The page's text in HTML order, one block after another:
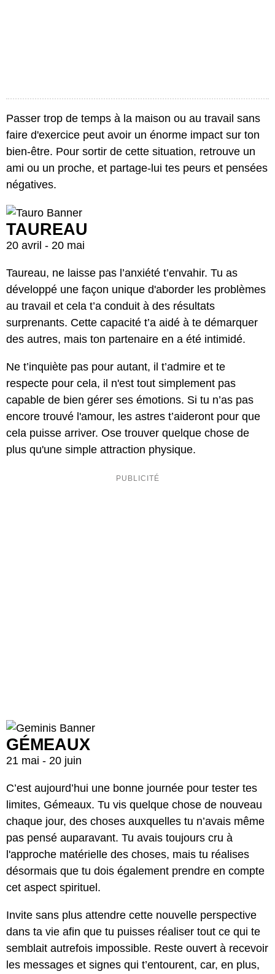
Passer trop de temps à la maison ou au travail sans
faire d'exercice peut avoir un énorme impact sur ton
bien-être. Pour sortir de cette situation, retrouve un
ami ou un proche, et partage-lui tes peurs et pensées
négatives.
TAUREAU
20 avril - 20 mai
Taureau, ne laisse pas l’anxiété t’envahir. Tu as
développé une façon unique d'aborder les problèmes
au travail et cela t’a conduit à des résultats
surprenants. Cette capacité t’a aidé à te démarquer
des autres, mais ton partenaire en a été intimidé.
Ne t’inquiète pas pour autant, il t’admire et te
respecte pour cela, il n'est tout simplement pas
capable de bien gérer ses émotions. Si tu n’as pas
encore trouvé l'amour, les astres t’aideront pour que
cela puisse arriver. Ose trouver quelque chose de
plus qu'une simple attraction physique.
GÉMEAUX
21 mai - 20 juin
C’est aujourd’hui une bonne journée pour tester tes
limites, Gémeaux. Tu vis quelque chose de nouveau
chaque jour, des choses auxquelles tu n’avais même
pas pensé auparavant. Tu avais toujours cru à
l'approche matérielle des choses, mais tu réalises
désormais que tu dois également prendre en compte
cet aspect spirituel.
Invite sans plus attendre cette nouvelle perspective
dans ta vie afin que tu puisses réaliser tout ce qui te
semblait autrefois impossible. Reste ouvert à recevoir
les messages et signes qui t’entourent, car, en plus,